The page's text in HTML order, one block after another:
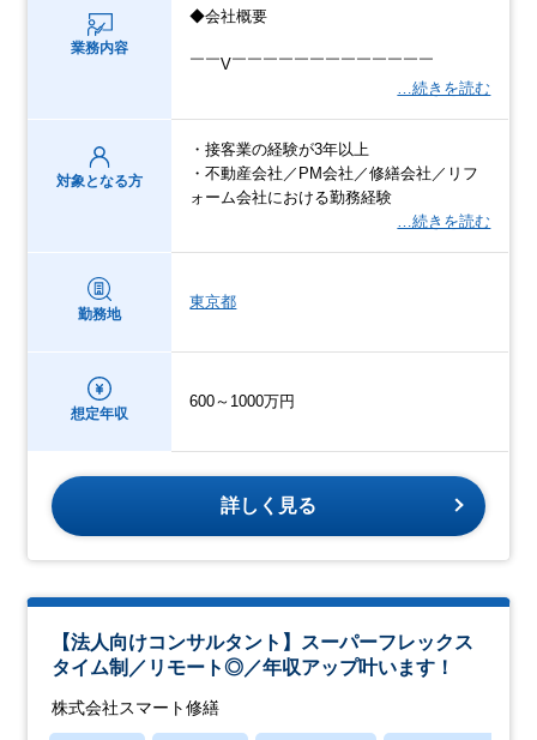
業務内容
◆会社概要
￣￣V￣￣￣￣￣￣￣￣￣￣￣￣￣
…続きを読む
対象となる方
・接客業の経験が3年以上
・不動産会社／PM会社／修繕会社／リフ
ォーム会社における勤務経験
…続きを読む
勤務地
東京都
想定年収
600～1000万円
詳しく見る
【法人向けコンサルタント】スーパーフレックス
タイム制／リモート◎／年収アップ叶います！
株式会社スマート修繕